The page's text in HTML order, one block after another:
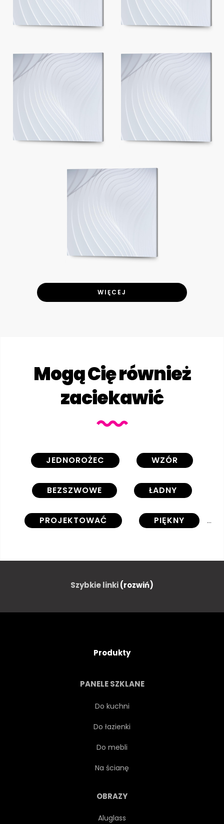
WIĘCEJ
Mogą Cię również
zaciekawić
JEDNOROŻEC WZÓR
BEZSZWOWE ŁADNY
PROJEKTOWAĆ PIĘKNY
MARZENIE SŁODKI
TŁO KOLOROWY
Szybkie linki(rozwiń)
Produkty
PANELE SZKLANE
Do kuchni
Do łazienki
Do mebli
Na ścianę
OBRAZY
Aluglass